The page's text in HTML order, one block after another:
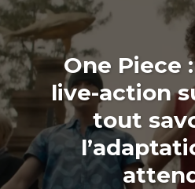
One Piece
live-action
tout